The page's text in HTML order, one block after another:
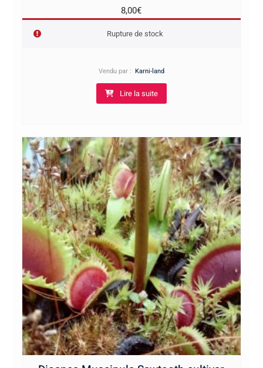
8,00€
Rupture de stock
Vendu par : Karni-land
Lire la suite